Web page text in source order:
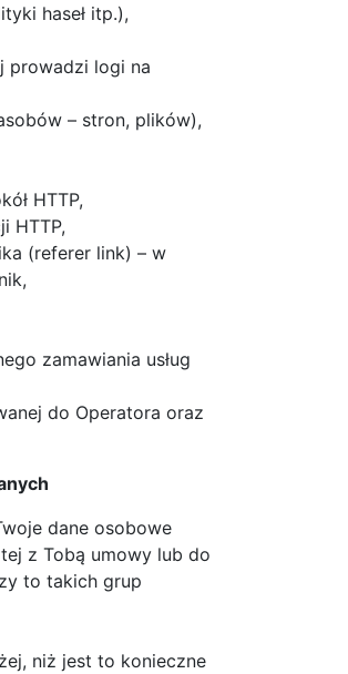
haseł itp.),
prowadzi logi na
– stron, plików),
HTTP,
HTTP,
(referer link) – w
zamawiania usług
do Operatora oraz
dane osobowe
z Tobą umowy lub do
to takich grup
niż jest to konieczne